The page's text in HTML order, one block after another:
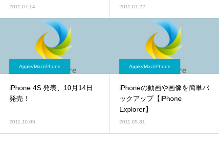
2011.07.14 2011.07.22
Apple/Mac/iPhone
iPhone 4S 発表、10月14日
発売！
2011.10.05
Apple/Mac/iPhone
iPhoneの動画や画像を簡単バ
ックアップ【iPhone
Explorer】
2011.05.31